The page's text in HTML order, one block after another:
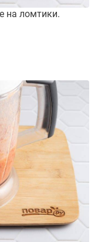
на ломтики.